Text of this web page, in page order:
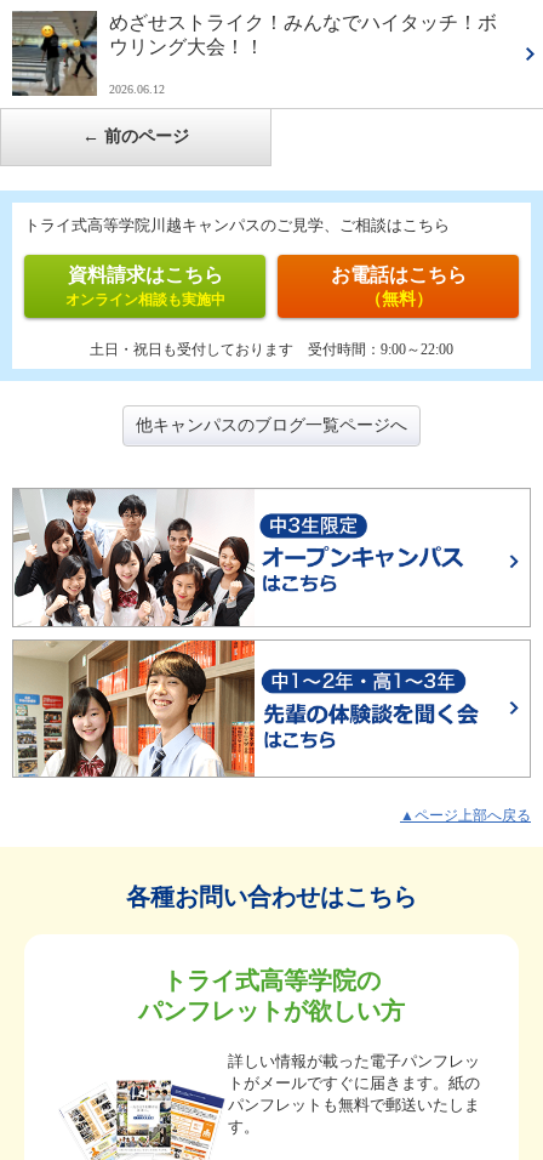
めざせストライク！みんなでハイタッチ！ボ
ウリング大会！！
2026.06.12
← 前のページ
トライ式高等学院川越キャンパスのご見学、ご相談はこちら
資料請求はこちら
オンライン相談も実施中
お電話はこちら
（無料）
土日・祝日も受付しております 受付時間： 9:00～22:00
他キャンパスのブログ一覧ページへ
▲ページ上部へ戻る
各種お問い合わせはこちら
トライ式高等学院の
パンフレットが欲しい方
詳しい情報が載った電子パンフレッ
トがメールですぐに届きます。紙の
パンフレットも無料で郵送いたしま
す。